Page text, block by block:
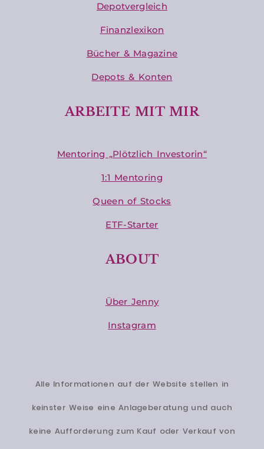
Depotvergleich
Finanzlexikon
Bücher & Magazine
Depots & Konten
ARBEITE MIT MIR
Mentoring „Plötzlich Investorin“
1:1 Mentoring
Queen of Stocks
ETF-Starter
ABOUT
Über Jenny
Instagram
Alle Informationen auf der Website stellen in
keinster Weise eine Anlageberatung und auch
keine Aufforderung zum Kauf oder Verkauf von